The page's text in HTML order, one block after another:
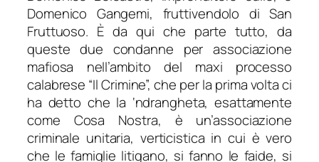
Domenico Gangemi, fruttivendolo di San
Fruttuoso. È da qui che parte tutto, da
queste due condanne per associazione
mafiosa nell’ambito del maxi processo
calabrese “Il Crimine”, che per la prima volta ci
ha detto che la ‘ndrangheta, esattamente
come Cosa Nostra, è un’associazione
criminale unitaria, verticistica in cui è vero
che le famiglie litigano, si fanno le faide, si